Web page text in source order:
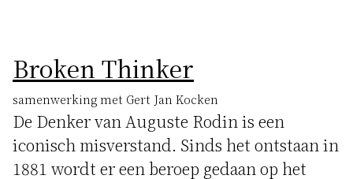
Broken Thinker
samenwerking met Gert Jan Kocken
De Denker van Auguste Rodin is een
iconisch misverstand. Sinds het ontstaan in
1881 wordt er een beroep gedaan op het